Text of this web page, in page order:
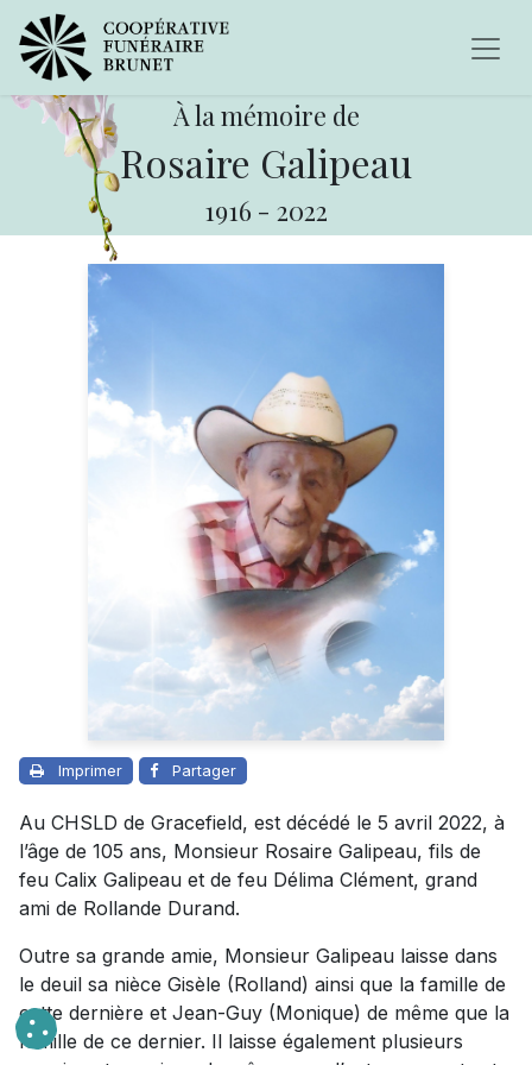
À la mémoire de
Rosaire Galipeau
1916 - 2022
Imprimer Partager
Au CHSLD de Gracefield, est décédé le 5 avril 2022, à
l’âge de 105 ans, Monsieur Rosaire Galipeau, fils de
feu Calix Galipeau et de feu Délima Clément, grand
ami de Rollande Durand.
Outre sa grande amie, Monsieur Galipeau laisse dans
le deuil sa nièce Gisèle (Rolland) ainsi que la famille de
cette dernière et Jean-Guy (Monique) de même que la
famille de ce dernier. Il laisse également plusieurs